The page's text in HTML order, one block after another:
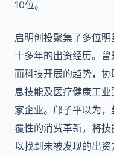
10位。
启明创投聚集了多位
十多年的出资经历。
而科技开展的趋势，
息技能及医疗健康工
家企业。邝子平以为
覆性的消费革新，将
以找到未被发现的出资